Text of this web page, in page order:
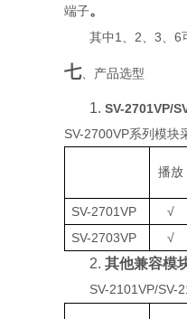
端子。
其中 1 、 2、 3、 6
七、产品选型
1. SV-2701VP/
SV-2700VP系列模块
播放
SV-2701VP
√
SV-2703VP
√
2. 其他兼容模
SV-2101VP/SV-